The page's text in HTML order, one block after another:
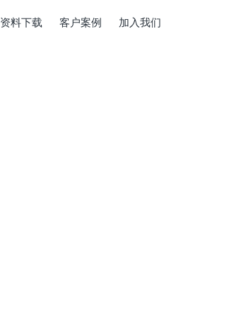
资料下载 客户案例 加入我们